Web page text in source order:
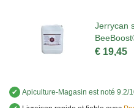
Jerrycan
€ 19,45
✔ Apiculture-Magasin est noté 9.2/